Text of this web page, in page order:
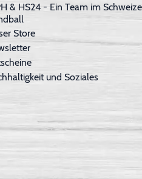
& HS24 - Ein Team im
Store
und Soziales